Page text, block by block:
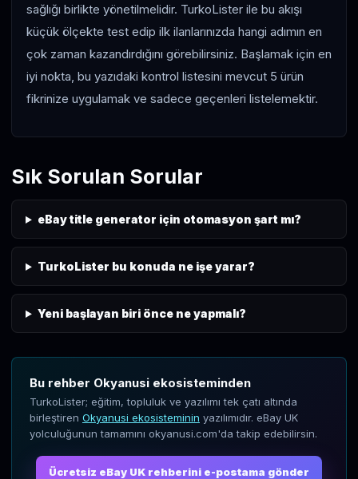
sağlığı birlikte yönetilmelidir. TurkoLister ile bu akışı
küçük ölçekte test edip ilk ilanlarınızda hangi adımın en
çok zaman kazandırdığını görebilirsiniz. Başlamak için en
iyi nokta, bu yazıdaki kontrol listesini mevcut 5 ürün
fikrinize uygulamak ve sadece geçenleri listelemektir.
Sık Sorulan Sorular
eBay title generator için otomasyon şart mı?
TurkoLister bu konuda ne işe yarar?
Yeni başlayan biri önce ne yapmalı?
Bu rehber Okyanusi ekosisteminden
TurkoLister; eğitim, topluluk ve yazılımı tek çatı altında
birleştiren Okyanusi ekosisteminin yazılımıdır. eBay UK
yolculuğunun tamamını okyanusi.com'da takip edebilirsin.
Ücretsiz eBay UK rehberini e-postama gönder